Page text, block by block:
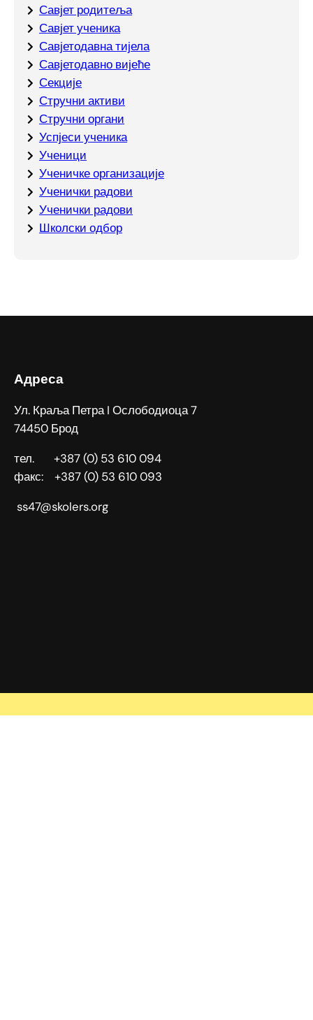
Савјет родитеља
Савјет ученика
Савјетодавна тијела
Савјетодавно вијеће
Секције
Стручни активи
Стручни органи
Успјеси ученика
Ученици
Ученичке организације
Ученички радови
Ученички радови
Школски одбор
Адреса
Ул. Краља Петра I Ослободиоца 7
74450 Брод
тел. +387 (0) 53 610 094
факс: +387 (0) 53 610 093
ss47@skolers.org